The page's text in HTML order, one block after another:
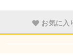
お気に入